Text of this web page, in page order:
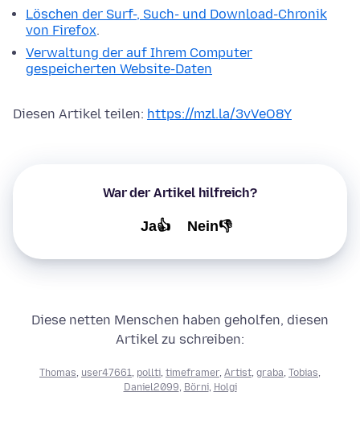
Löschen der Surf-, Such- und Download-Chronik
von Firefox.
Verwaltung der auf Ihrem Computer
gespeicherten Website-Daten
Diesen Artikel teilen: https://mzl.la/3vVeO8Y
War der Artikel hilfreich?
Ja👍 Nein👎
Diese netten Menschen haben geholfen, diesen
Artikel zu schreiben:
Thomas user47661 pollti timeframer, Artist graba Tobias
Daniel2099 Börni, Holgi